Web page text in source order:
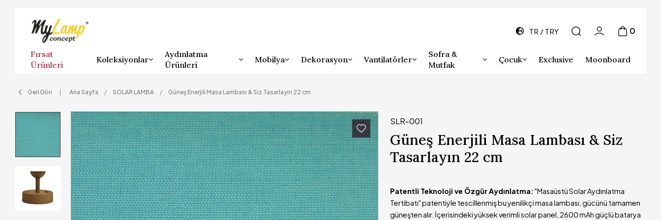
Fırsat
Ürünleri
Koleksiyonlar
Aydınlatma
Ürünleri
Mobilya Dekorasyon Vantilatörler
Sofra &
Mutfak
Çocuk Exclusive Moonboard
TR TRY 0
Geri Dön Ana Sayfa SOLAR LAMBA Güneş Enerjili Masa Lambası & Siz Tasarlayın 22 cm
SLR-001
Güneş Enerjili Masa Lambası & Siz
Tasarlayın 22 cm
Patentli Teknoloji ve Özgür Aydınlatma: "Masaüstü Solar Aydınlatma
Tertibatı" patentiyle tescillenmiş bu yenilikçi masa lambası, gücünü tamamen
güneşten alır. İçerisindeki yüksek verimli solar panel, 2600 mAh güçlü batarya